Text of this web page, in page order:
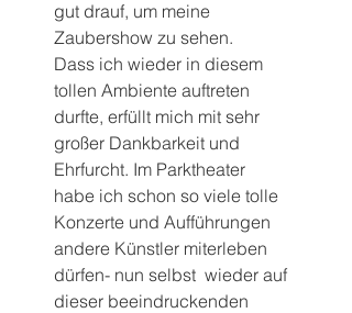
gut drauf, um meine
Zaubershow zu sehen.
Dass ich wieder in diesem
tollen Ambiente auftreten
durfte, erfüllt mich mit sehr
großer Dankbarkeit und
Ehrfurcht. Im Parktheater
habe ich schon so viele tolle
Konzerte und Aufführungen
andere Künstler miterleben
dürfen- nun selbst  wieder auf
dieser beeindruckenden